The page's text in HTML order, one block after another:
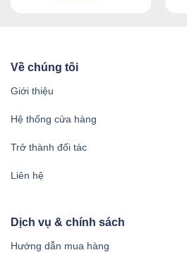
Về chúng tôi
Giới thiệu
Hệ thống cửa hàng
Trở thành đối tác
Liên hệ
Dịch vụ & chính sách
Hướng dẫn mua hàng